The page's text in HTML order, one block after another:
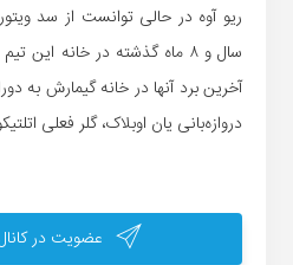
سال و ۸ ماه گذشته در خانه این
آخرین برد آنها در خانه گیمارش به
دروازه‌بانی یان اوبلاک، گلر فعلی
عضویت در